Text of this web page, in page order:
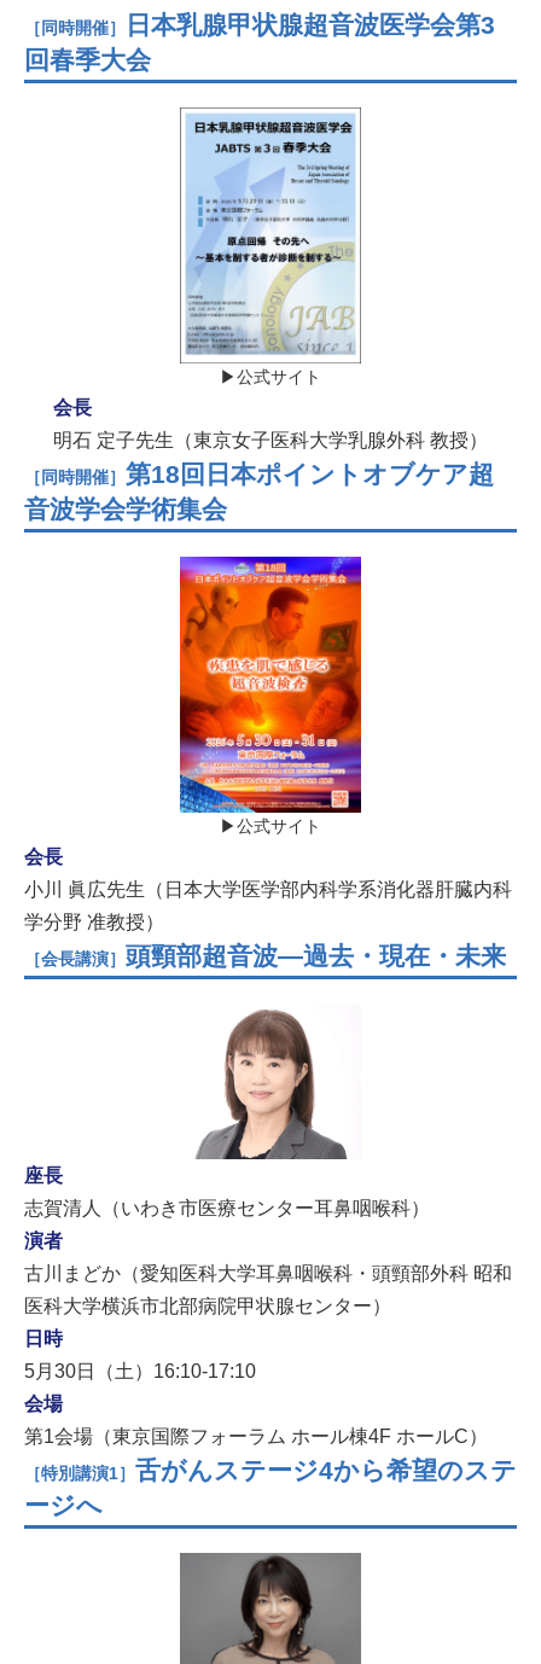
［同時開催］
日本乳腺甲状腺超音波医学会第3
回春季大会
▶公式サイト
会長
明石 定子先生（東京女子医科大学乳腺外科 教授）
［同時開催］ 第18回日本ポイントオブケア超
音波学会学術集会
▶公式サイト
会長
小川 眞広先生（日本大学医学部内科学系消化器肝臓内科
学分野 准教授）
［会長講演］ 頭頸部超音波―過去・現在・未来
座長
志賀清人（いわき市医療センター耳鼻咽喉科）
演者
古川まどか（愛知医科大学耳鼻咽喉科・頭頸部外科 昭和
医科大学横浜市北部病院甲状腺センター）
日時
5月30日（土）16:10-17:10
会場
第1会場（東京国際フォーラム ホール棟4F ホールC）
［特別講演1］ 舌がんステージ4から希望のステ
ージへ